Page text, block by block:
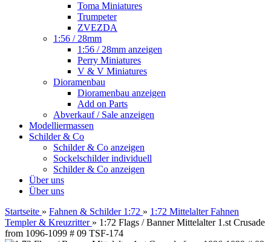
Toma Miniatures
Trumpeter
ZVEZDA
1:56 / 28mm
1:56 / 28mm anzeigen
Perry Miniatures
V & V Miniatures
Dioramenbau
Dioramenbau anzeigen
Add on Parts
Abverkauf / Sale anzeigen
Modelliermassen
Schilder & Co
Schilder & Co anzeigen
Sockelschilder individuell
Schilder & Co anzeigen
Über uns
Über uns
Startseite » Fahnen & Schilder 1:72 » 1:72 Mittelalter Fahnen
Templer & Kreuzritter » 1:72 Flags / Banner Mittelalter 1.st Crusade
from 1096-1099 # 09 TSF-174